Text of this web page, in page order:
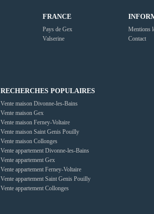
FRANCE
Pays de Gex
Valserine
Mentions
Contact
RECHERCHES POPULAIRES
Vente maison Divonne-les-Bains
Vente maison Gex
Vente maison Ferney-Voltaire
Vente maison Saint Genis Pouilly
Vente maison Collonges
Vente appartement Divonne-les-Bains
Vente appartement Gex
Vente appartement Ferney-Voltaire
Vente appartement Saint Genis Pouilly
Vente appartement Collonges